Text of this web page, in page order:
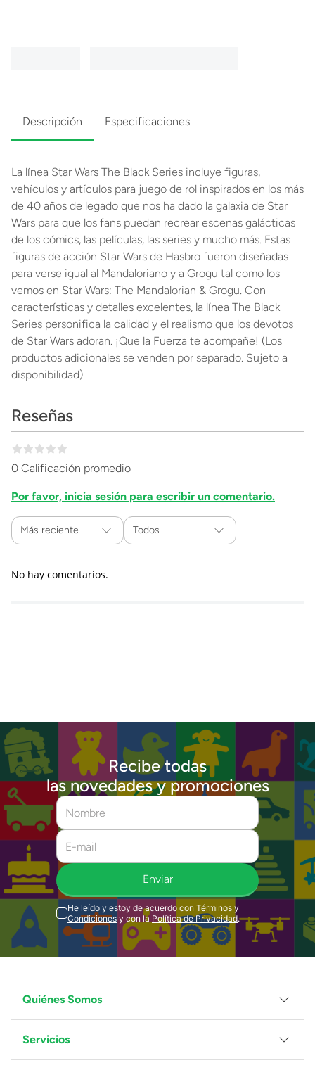
Descripción Especificaciones
La línea Star Wars The Black Series incluye figuras,
vehículos y artículos para juego de rol inspirados en los más
de 40 años de legado que nos ha dado la galaxia de Star
Wars para que los fans puedan recrear escenas galácticas
de los cómics, las películas, las series y mucho más. Estas
figuras de acción Star Wars de Hasbro fueron diseñadas
para verse igual al Mandaloriano y a Grogu tal como los
vemos en Star Wars: The Mandalorian & Grogu. Con
características y detalles excelentes, la línea The Black
Series personifica la calidad y el realismo que los devotos
de Star Wars adoran. ¡Que la Fuerza te acompañe! (Los
productos adicionales se venden por separado. Sujeto a
disponibilidad).
Reseñas
0 Calificación promedio
Por favor, inicia sesión para escribir un comentario.
Más reciente Todos
No hay comentarios.
Recibe todas
las novedades y promociones
Enviar
He leído y estoy de acuerdo con Términos y
Condiciones y con la Política de Privacidad.
Quiénes Somos
Grupo Juguetron
Localiza tu tienda
Servicios